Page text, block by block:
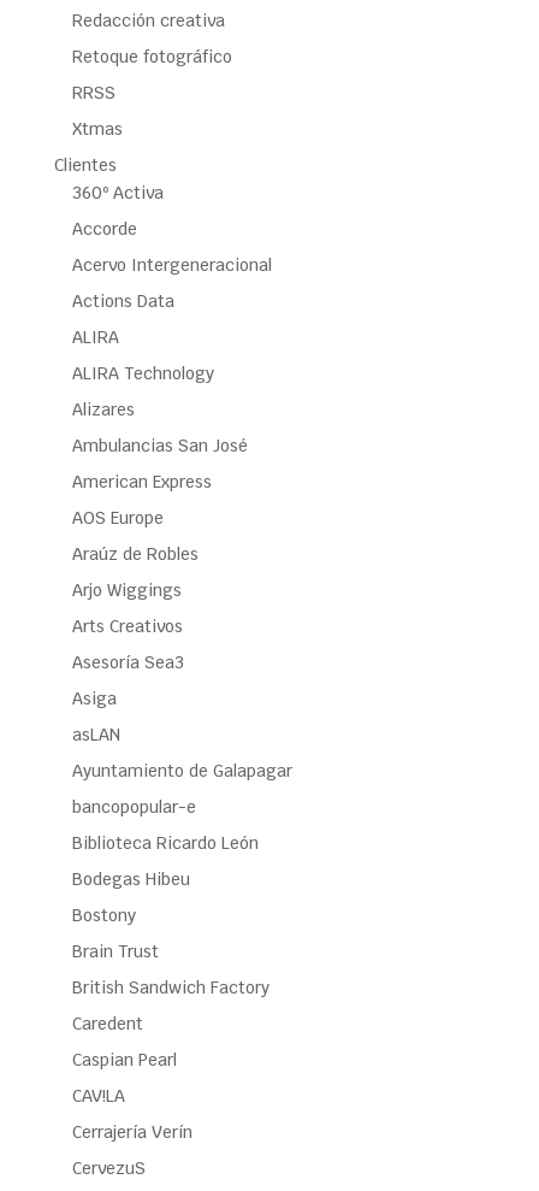
Redacción creativa
Retoque fotográfico
RRSS
Xtmas
Clientes
360º Activa
Accorde
Acervo Intergeneracional
Actions Data
ALIRA
ALIRA Technology
Alizares
Ambulancias San José
American Express
AOS Europe
Araúz de Robles
Arjo Wiggings
Arts Creativos
Asesoría Sea3
Asiga
asLAN
Ayuntamiento de Galapagar
bancopopular-e
Biblioteca Ricardo León
Bodegas Hibeu
Bostony
Brain Trust
British Sandwich Factory
Caredent
Caspian Pearl
CAV!LA
Cerrajería Verín
CervezuS